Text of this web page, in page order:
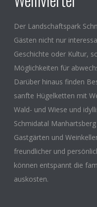
Der Landschaftspark
Gästen nicht nur
Geschichte oder Kultur,
Möglichkeiten für
Darüber hinaus finden
sanfte Hügelketten mit
Wald- und Wiese und
Schmidatal
Gastgärten und
freundlicher und
können entspannt die
auskosten.